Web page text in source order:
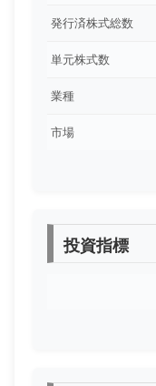
発行済株式総数
単元株式数
業種
市場
投資指標